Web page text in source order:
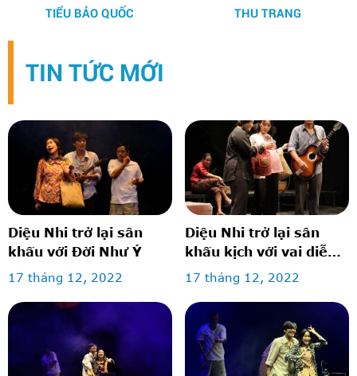
TIỂU BẢO QUỐC THU TRANG
TIN TỨC MỚI
Diệu Nhi trở lại sân
khấu với Đời Như Ý
17 tháng 12, 2022
Diệu Nhi trở lại sân
khấu kịch với vai diễn
lấy nước mắt khán giả
17 tháng 12, 2022